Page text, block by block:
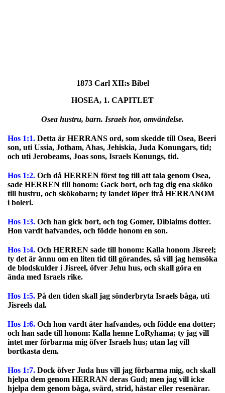
1873 Carl XII:s Bibel
HOSEA, 1. CAPITLET
Osea hustru, barn. Israels hor, omvändelse.
Hos 1:1. Detta är HERRANS ord, som skedde till Osea, Beeri
son, uti Ussia, Jotham, Ahas, Jehiskia, Juda Konungars, tid;
och uti Jerobeams, Joas sons, Israels Konungs, tid.
Hos 1:2. Och då HERREN först tog till att tala genom Osea,
sade HERREN till honom: Gack bort, och tag dig ena sköko
till hustru, och skökobarn; ty landet löper ifrå HERRANOM
i boleri.
Hos 1:3. Och han gick bort, och tog Gomer, Diblaims dotter.
Hon vardt hafvandes, och födde honom en son.
Hos 1:4. Och HERREN sade till honom: Kalla honom Jisreel;
ty det är ännu om en liten tid till görandes, så vill jag hemsöka
de blodskulder i Jisreel, öfver Jehu hus, och skall göra en
ända med Israels rike.
Hos 1:5. På den tiden skall jag sönderbryta Israels båga, uti
Jisreels dal.
Hos 1:6. Och hon vardt äter hafvandes, och födde ena dotter;
och han sade till honom: Kalla henne LoRyhama; ty jag vill
intet mer förbarma mig öfver Israels hus; utan lag vill
bortkasta dem.
Hos 1:7. Dock öfver Juda hus vill jag förbarma mig, och skall
hjelpa dem genom HERRAN deras Gud; men jag vill icke
hjelpa dem genom båga, svärd, strid, hästar eller resenärar.